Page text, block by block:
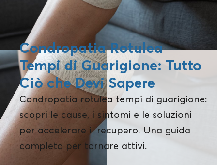
Condropatia Rotulea
Tempi di Guarigione: Tutto
Ciò che Devi Sapere
Condropatia rotulea tempi di guarigione:
scopri le cause, i sintomi e le soluzioni
per accelerare il recupero. Una guida
completa per tornare attivi.